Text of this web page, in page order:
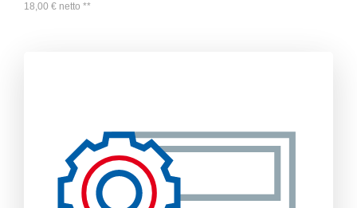
18,00 € netto **